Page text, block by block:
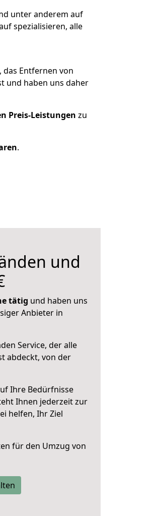
unter anderem auf
spezialisieren, alle
, das Entfernen von
und haben uns daher
Preis-Leistungen zu
.
und
tätig und haben uns
Anbieter in
Service, der alle
abdeckt, von der
Ihre Bedürfnisse
Ihnen jederzeit zur
helfen, Ihr Ziel
für den Umzug von